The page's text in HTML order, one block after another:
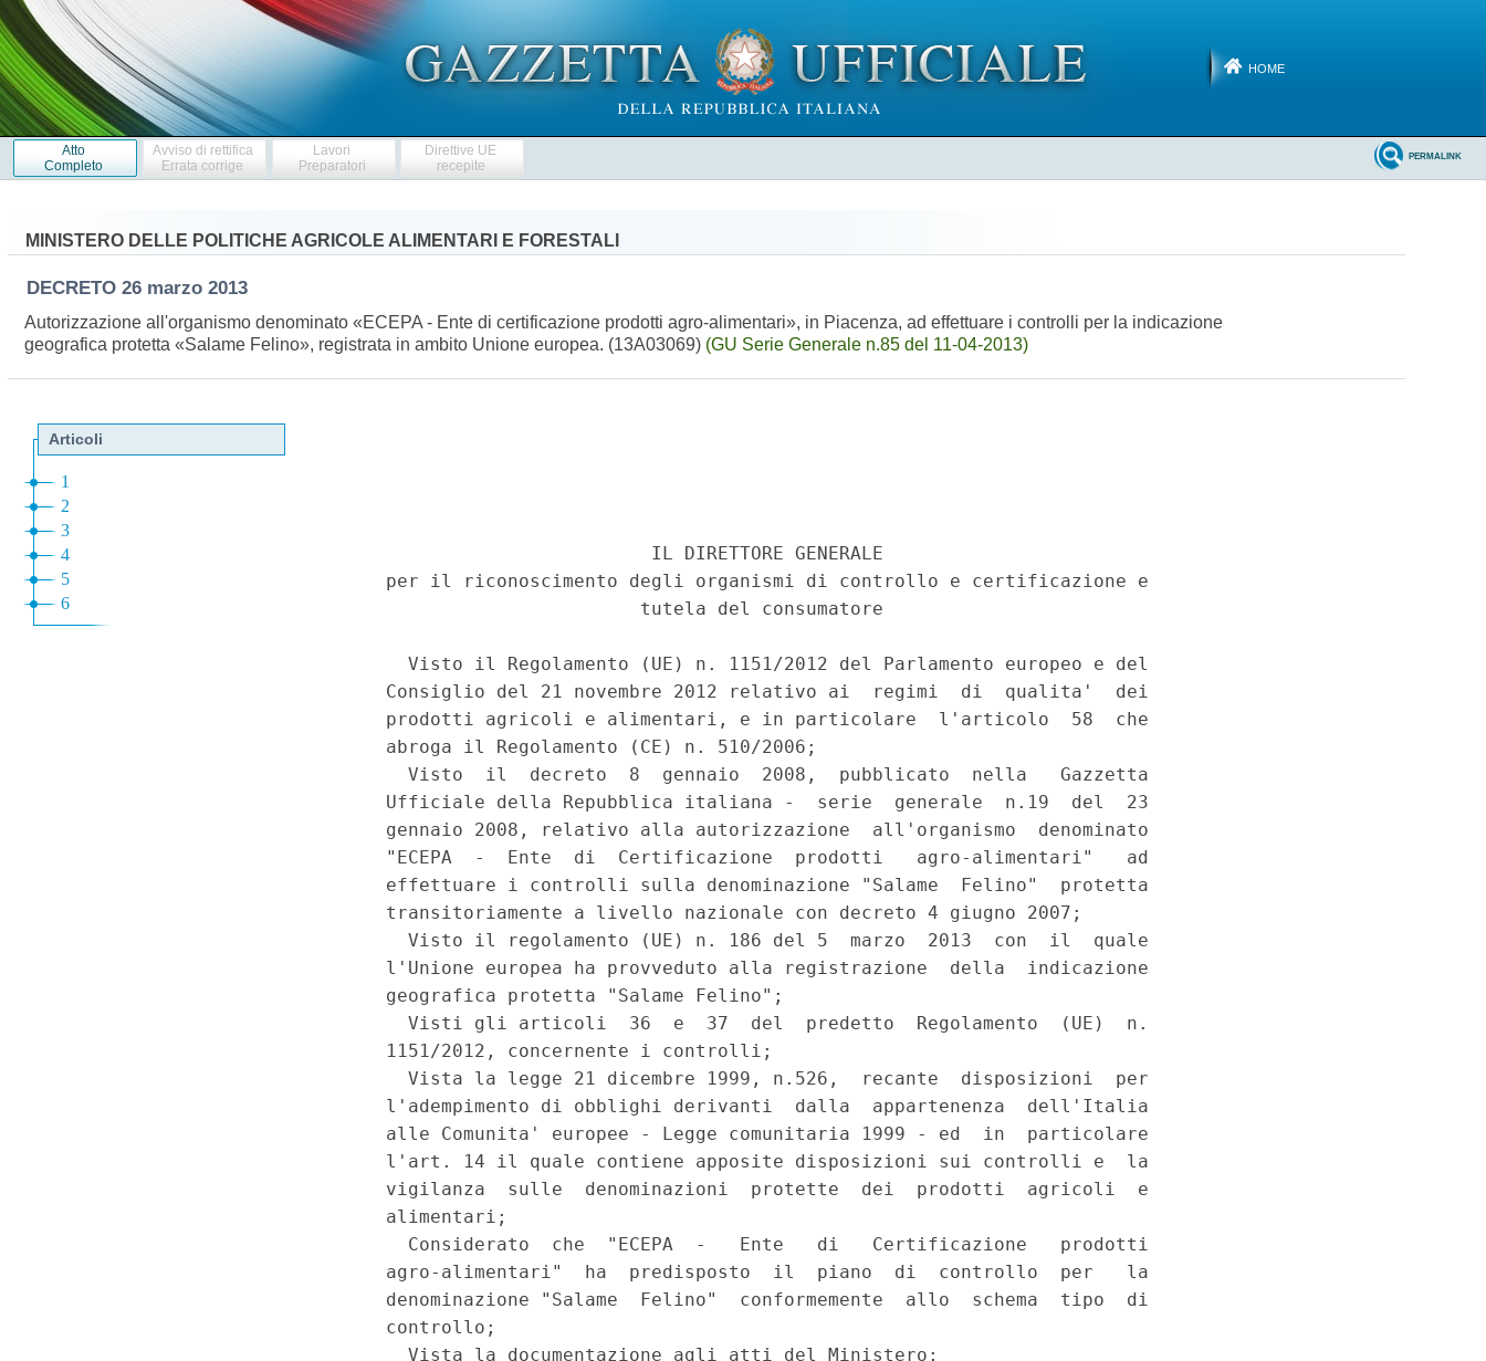
HOME
Atto
Completo
Avviso di rettifica
Errata corrige
Lavori
Preparatori
Direttive UE
recepite
PERMALINK
MINISTERO DELLE POLITICHE AGRICOLE ALIMENTARI E FORESTALI
DECRETO 26 marzo 2013
Autorizzazione all'organismo denominato «ECEPA - Ente di certificazione prodotti agro-alimentari», in Piacenza, ad effettuare i controlli per la indicazione
geografica protetta «Salame Felino», registrata in ambito Unione europea. (13A03069) (GU Serie Generale n.85 del 11-04-2013)